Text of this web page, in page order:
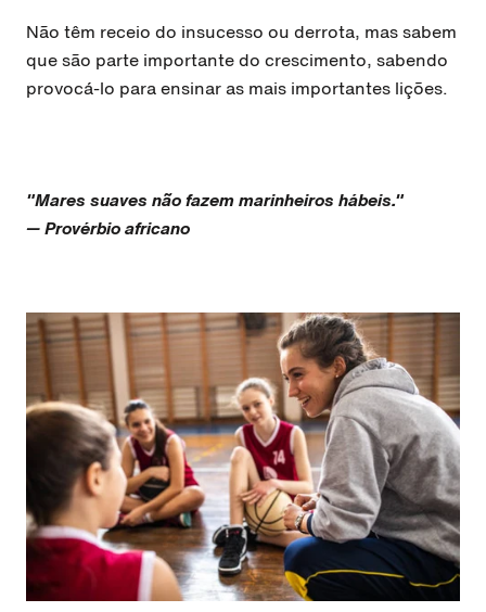
Não têm receio do insucesso ou derrota, mas sabem
que são parte importante do crescimento, sabendo
provocá-lo para ensinar as mais importantes lições.
"Mares suaves não fazem marinheiros hábeis."
— Provérbio africano